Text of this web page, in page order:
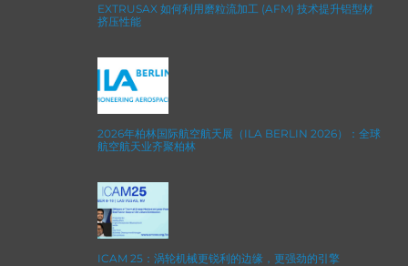
EXTRUSAX 如何利用磨粒流加工 (AFM) 技术提升铝型材
挤压性能
2026年柏林国际航空航天展（ILA BERLIN 2026）：全球
航空航天业齐聚柏林
ICAM 25：涡轮机械更锐利的边缘，更强劲的引擎